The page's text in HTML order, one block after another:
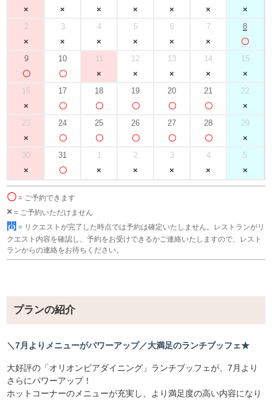
2 3 4 5 6 7 8
9 10 11 12 13 14 15
16 17 18 19 20 21 22
23 24 25 26 27 28 29
30 31 1 2 3 4 5
〇 = ご予約できます
× = ご予約いただけません
問 = リクエストが完了した時点では予約は確定いたしません。レストランがリ
クエスト内容を確認し、予約をお受けできるかご連絡いたしますので、レスト
ランからの連絡をお待ちください。
プランの紹介
＼7月よりメニューがパワーアップ／大満足のランチブッフェ★
大好評の「オリオンビアダイニング」ランチブッフェが、7月より
さらにパワーアップ！
ホットコーナーのメニューが充実し、より満足度の高い内容になり